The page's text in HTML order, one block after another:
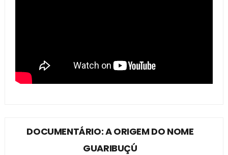
DOCUMENTÁRIO: A ORIGEM DO NOME
GUARIBUÇÚ